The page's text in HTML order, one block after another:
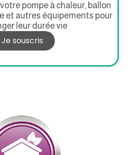
pompe à chaleur, ballon
et autres équipements pour
leur durée vie
Je souscris